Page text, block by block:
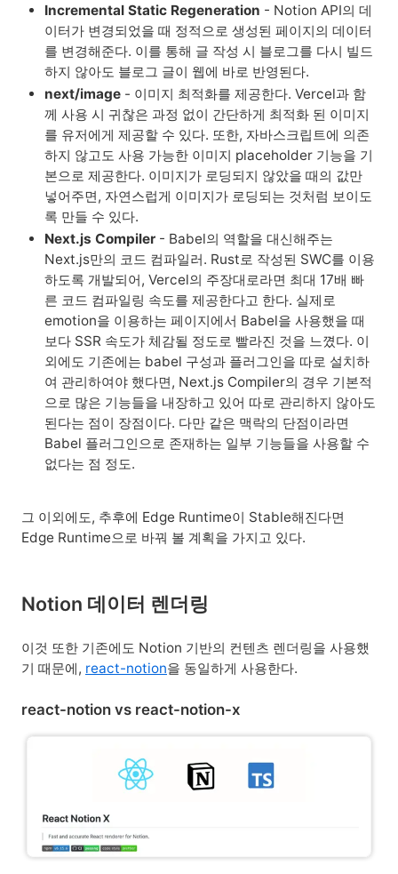
Incremental Static Regeneration - Notion API의 데
이터가 변경되었을 때 정적으로 생성된 페이지의 데이터
를 변경해준다. 이를 통해 글 작성 시 블로그를 다시 빌드
하지 않아도 블로그 글이 웹에 바로 반영된다.
next/image - 이미지 최적화를 제공한다. Vercel과 함
께 사용 시 귀찮은 과정 없이 간단하게 최적화 된 이미지
를 유저에게 제공할 수 있다. 또한, 자바스크립트에 의존
하지 않고도 사용 가능한 이미지 placeholder 기능을 기
본으로 제공한다. 이미지가 로딩되지 않았을 때의 값만
넣어주면, 자연스럽게 이미지가 로딩되는 것처럼 보이도
록 만들 수 있다.
Next.js Compiler - Babel의 역할을 대신해주는
Next.js만의 코드 컴파일러. Rust로 작성된 SWC를 이용
하도록 개발되어, Vercel의 주장대로라면 최대 17배 빠
른 코드 컴파일링 속도를 제공한다고 한다. 실제로
emotion을 이용하는 페이지에서 Babel을 사용했을 때
보다 SSR 속도가 체감될 정도로 빨라진 것을 느꼈다. 이
외에도 기존에는 babel 구성과 플러그인을 따로 설치하
여 관리하여야 했다면, Next.js Compiler의 경우 기본적
으로 많은 기능들을 내장하고 있어 따로 관리하지 않아도
된다는 점이 장점이다. 다만 같은 맥락의 단점이라면
Babel 플러그인으로 존재하는 일부 기능들을 사용할 수
없다는 점 정도.
그 이외에도, 추후에 Edge Runtime이 Stable해진다면
Edge Runtime으로 바꿔 볼 계획을 가지고 있다.
Notion 데이터 렌더링
이것 또한 기존에도 Notion 기반의 컨텐츠 렌더링을 사용했
기 때문에, react-notion을 동일하게 사용한다.
react-notion vs react-notion-x